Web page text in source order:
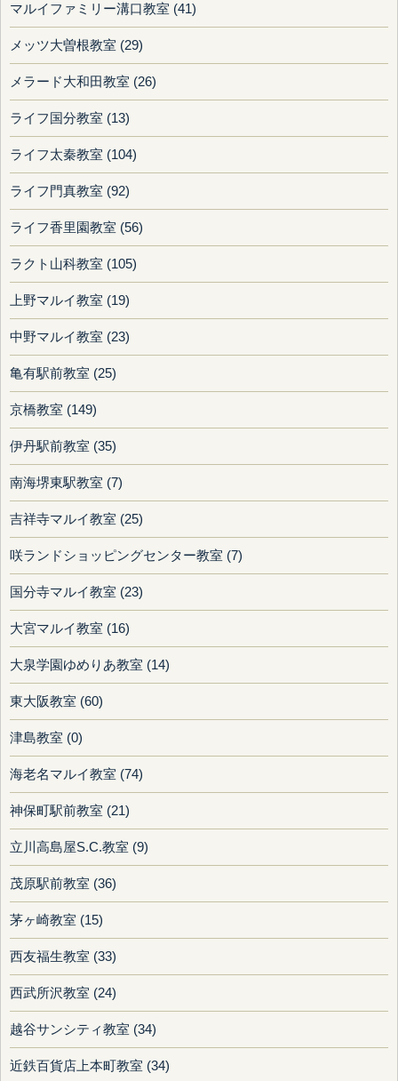
マルイファミリー溝口教室 (41)
メッツ大曽根教室 (29)
メラード大和田教室 (26)
ライフ国分教室 (13)
ライフ太秦教室 (104)
ライフ門真教室 (92)
ライフ香里園教室 (56)
ラクト山科教室 (105)
上野マルイ教室 (19)
中野マルイ教室 (23)
亀有駅前教室 (25)
京橋教室 (149)
伊丹駅前教室 (35)
南海堺東駅教室 (7)
吉祥寺マルイ教室 (25)
咲ランドショッピングセンター教室 (7)
国分寺マルイ教室 (23)
大宮マルイ教室 (16)
大泉学園ゆめりあ教室 (14)
東大阪教室 (60)
津島教室 (0)
海老名マルイ教室 (74)
神保町駅前教室 (21)
立川高島屋S.C.教室 (9)
茂原駅前教室 (36)
茅ヶ崎教室 (15)
西友福生教室 (33)
西武所沢教室 (24)
越谷サンシティ教室 (34)
近鉄百貨店上本町教室 (34)